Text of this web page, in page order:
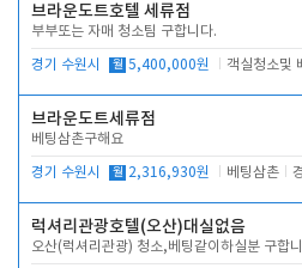
브라운도트호텔 세류점
부부또는 자매 청소팀 구합니다.
경기 수원시 월 5,400,000원 객실청소및
브라운도트세류점
베팅삼촌구해요
경기 수원시 월 2,316,930원 베팅삼촌
럭셔리관광호텔(오산)대실없음
오산(럭셔리관광) 청소,베팅같이하실분 구합